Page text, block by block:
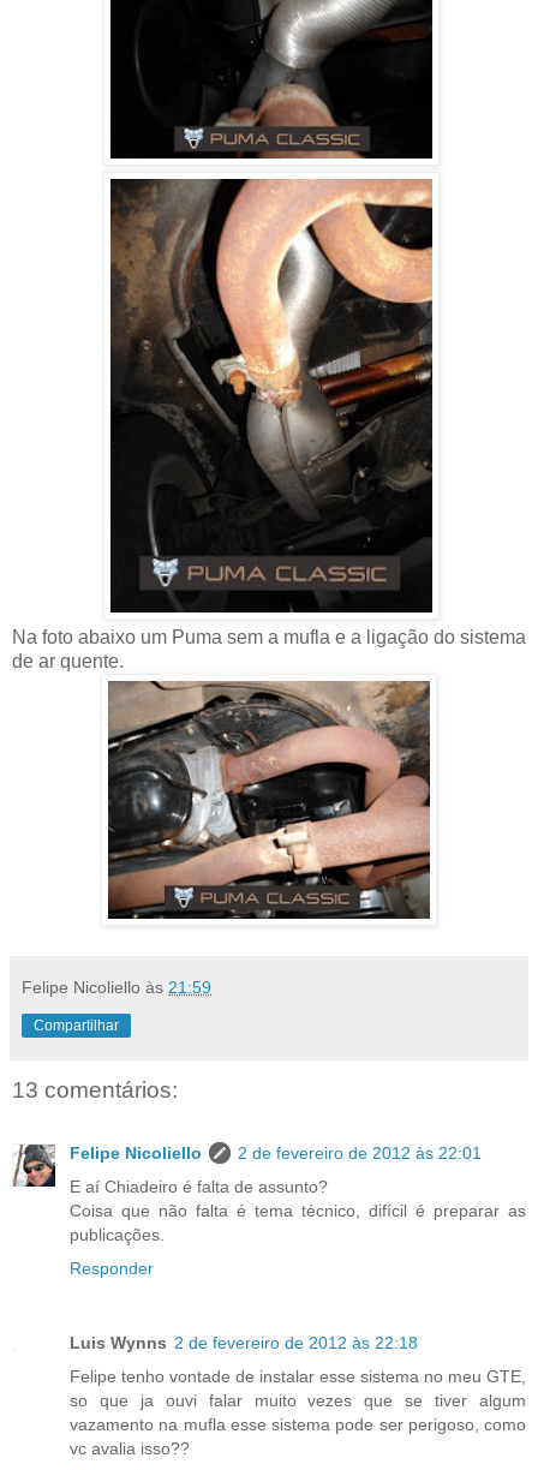
Na foto abaixo um Puma sem a mufla e a ligação do sistema
de ar quente.
Felipe Nicoliello às 21:59
Compartilhar
13 comentários:
Felipe Nicoliello
2 de fevereiro de 2012 às 22:01
E aí Chiadeiro é falta de assunto?
Coisa que não falta é tema técnico, difícil é preparar as
publicações.
Responder
Luis Wynns 2 de fevereiro de 2012 às 22:18
Felipe tenho vontade de instalar esse sistema no meu GTE,
so que ja ouvi falar muito vezes que se tiver algum
vazamento na mufla esse sistema pode ser perigoso, como
vc avalia isso??